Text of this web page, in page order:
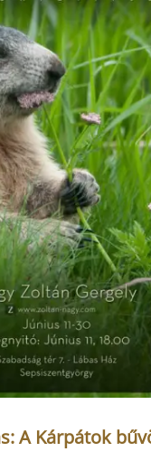
A Kárpátok